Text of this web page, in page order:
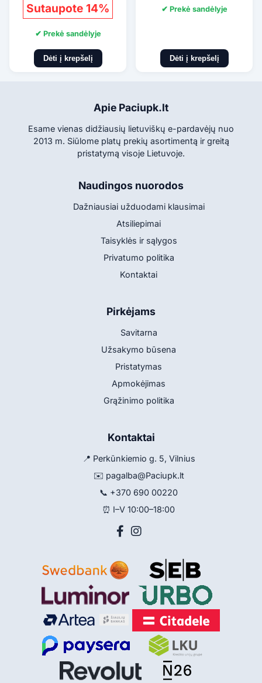
Sutaupote 14%
✔ Prekė sandėlyje
Dėti į krepšelį
✔ Prekė sandėlyje
Dėti į krepšelį
Apie Paciupk.lt
Esame vienas didžiausių lietuviškų e-pardavėjų nuo
2013 m. Siūlome platų prekių asortimentą ir greitą
pristatymą visoje Lietuvoje.
Naudingos nuorodos
Dažniausiai užduodami klausimai
Atsiliepimai
Taisyklės ir sąlygos
Privatumo politika
Kontaktai
Pirkėjams
Savitarna
Užsakymo būsena
Pristatymas
Apmokėjimas
Grąžinimo politika
Kontaktai
📍 Perkūnkiemio g. 5, Vilnius
✉️ pagalba@Paciupk.lt
📞 +370 690 00220
⏰ I–V 10:00–18:00